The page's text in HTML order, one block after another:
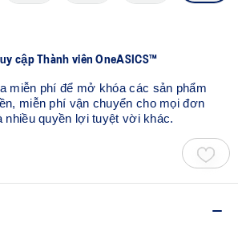
cập Thành viên OneASICS™
miễn phí để mở khóa các sản phẩm
miễn phí vận chuyển cho mọi đơn
nhiều quyền lợi tuyệt vời khác.